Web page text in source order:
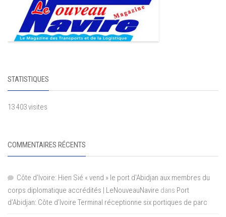
STATISTIQUES
13 403 visites
COMMENTAIRES RÉCENTS
Côte d'Ivoire: Hien Sié « vend » le port d'Abidjan aux membres du
corps diplomatique accrédités | LeNouveauNavire dans Port
d’Abidjan: Côte d’Ivoire Terminal réceptionne six portiques de parc